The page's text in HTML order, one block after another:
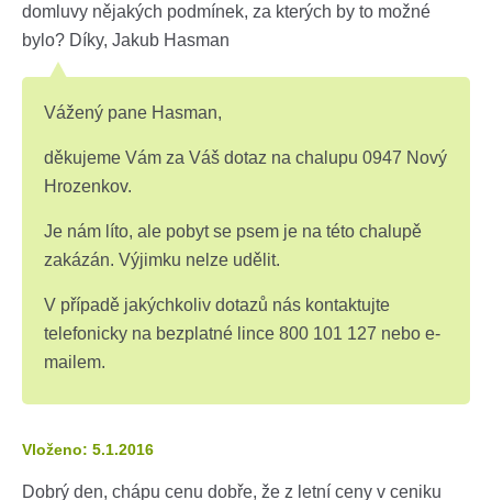
domluvy nějakých podmínek, za kterých by to možné
bylo? Díky, Jakub Hasman
Vážený pane Hasman,
děkujeme Vám za Váš dotaz na chalupu 0947 Nový
Hrozenkov.
Je nám líto, ale pobyt se psem je na této chalupě
zakázán. Výjimku nelze udělit.
V případě jakýchkoliv dotazů nás kontaktujte
telefonicky na bezplatné lince 800 101 127 nebo e-
mailem.
Vloženo: 5.1.2016
Dobrý den, chápu cenu dobře, že z letní ceny v ceniku